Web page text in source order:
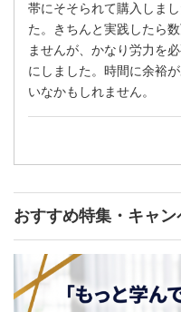
帯にそそられて購入しま
た。きちんと実践したら
ませんが、かなり労力を
にしました。時間に余裕
いなかもしれません。
おすすめ特集・キャン